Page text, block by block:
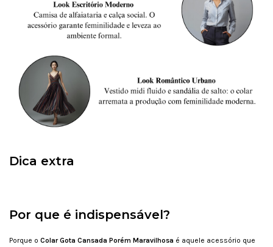
Dica extra
Por que é indispensável?
Porque o Colar Gota Cansada Porém Maravilhosa é aquele acessório que